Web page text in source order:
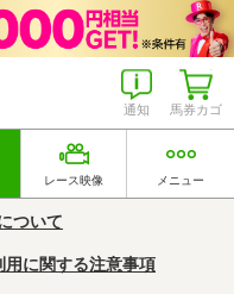
馬券カゴ
通知
レース映像 メニュー
ついて
用に関する注意事項